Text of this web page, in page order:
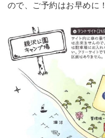
ので、ご予約はお早めに